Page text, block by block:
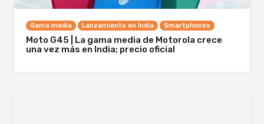
Gama media Lanzamiento en India Smartphones
Moto G45 | La gama media de Motorola crece
una vez más en India; precio oficial